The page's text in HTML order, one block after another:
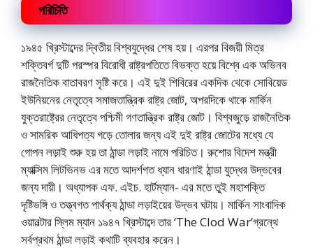
পরিচিতি
১৯৪৫ খ্রিস্টাব্দের দ্বিতীয় বিশ্বযুদ্ধের শেষ হয়। এরপর বিজয়ী মিত্র
শক্তিবর্গ দুটি পরস্পর বিরোধী রাষ্ট্রপতিতে বিভক্ত হয়ে বিশ্বে এক অভিনব
রাজনৈতিক বাতাবরণ সৃষ্টি করে। এই দুই শিবিরের একদিক থেকে সোবিয়েড
ইউনিয়নের নেতৃত্বে সমাজতান্ত্রিক রাষ্ট্র জোট, অপরদিকে থাকে মার্কিন
যুক্তরাষ্ট্রের নেতৃত্বে পশ্চিমী গণতান্ত্রিক রাষ্ট্র জোট। বিশ্বজুড়ে রাজনৈতিক
ও সামরিক আধিপত্য গড়ে তোলার জন্য এই দুই রাষ্ট্র জোটের মধ্যে যে
গোপন লড়াই শুরু হয় তা ঠান্ডা লড়াই নামে পরিচিত। রুশোর বিদেশ মন্ত্রী
ম্যাক্সিম লিটভিনভ এর মতে আদর্শগত ধ্যান ধারণাই ঠান্ডা যুদ্ধের উদ্ভবের
জন্য দায়ী। অধ্যাপক এফ. এইচ. হার্টম্যান- এর মতে তুই মহাশক্তি
দৃষ্টিভঙ্গি ও তত্ত্বগত পার্থক্য ঠান্ডা লড়াইয়ের উদ্ভব ঘটায়। মার্কিন সাংবাদিক
ওয়ানল্টার স্লিম ম্যান ১৯৪৭ খ্রিস্টাব্দে তার ‘The Clod War’গ্রন্থে
সর্বপ্রথম ঠান্ডা লড়াই কথাটি ব্যবহার করেন।